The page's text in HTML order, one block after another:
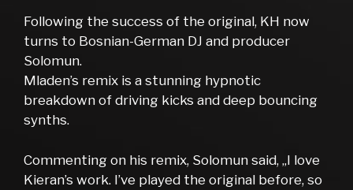
Following the success of the original, KH now
turns to Bosnian-German DJ and producer
Solomun.
Mladen’s remix is a stunning hypnotic
breakdown of driving kicks and deep bouncing
synths.
Commenting on his remix, Solomun said, „I love
Kieran’s work. I’ve played the original before, so